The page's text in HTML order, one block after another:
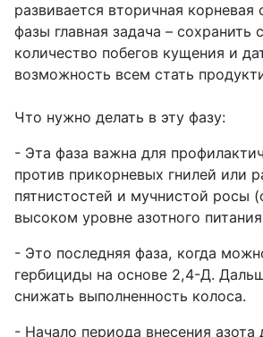
развивается вторичная корневая
фазы главная задача – сохранить
количество побегов кущения и
возможность всем стать
Что нужно делать в эту фазу:
- Эта фаза важна для
против прикорневых гнилей или
пятнистостей и мучнистой росы
высоком уровне азотного
- Это последняя фаза, когда
гербициды на основе 2,4-Д.
снижать выполненность колоса.
- Начало периода внесения